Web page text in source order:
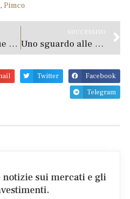
, Pimco
Robeco prosegue l’espansione del team italiano
SUCCESSIVO
Uno sguardo alle opportunità del reddito fisso USA
Twitter
Facebook
Telegram
notizie sui mercati e gli